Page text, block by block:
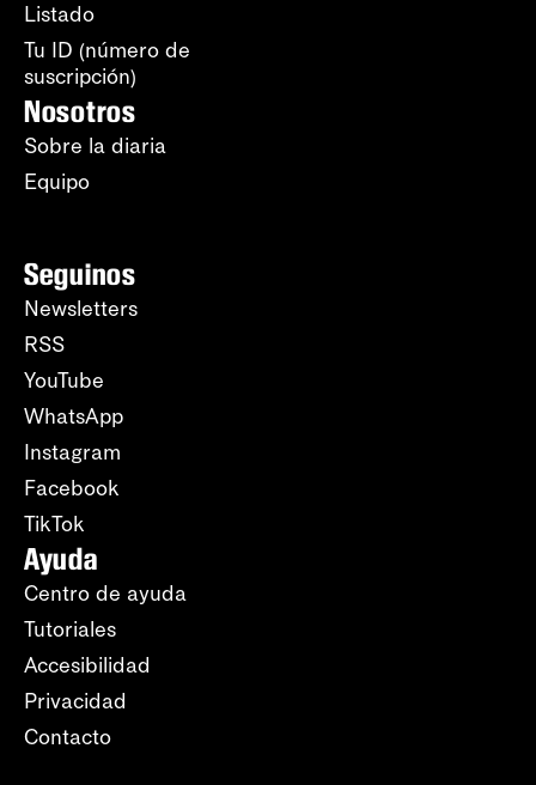
Listado
Tu ID (número de
suscripción)
Nosotros
Sobre la diaria
Equipo
Seguinos
Newsletters
RSS
YouTube
WhatsApp
Instagram
Facebook
TikTok
Ayuda
Centro de ayuda
Tutoriales
Accesibilidad
Privacidad
Contacto